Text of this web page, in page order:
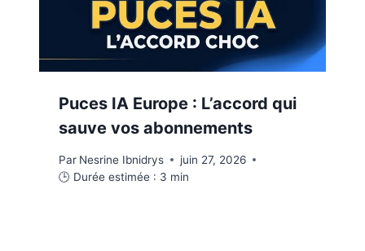
Puces IA Europe : L’accord qui
sauve vos abonnements
Par Nesrine Ibnidrys
juin 27, 2026
🕒 Durée estimée : 3 min